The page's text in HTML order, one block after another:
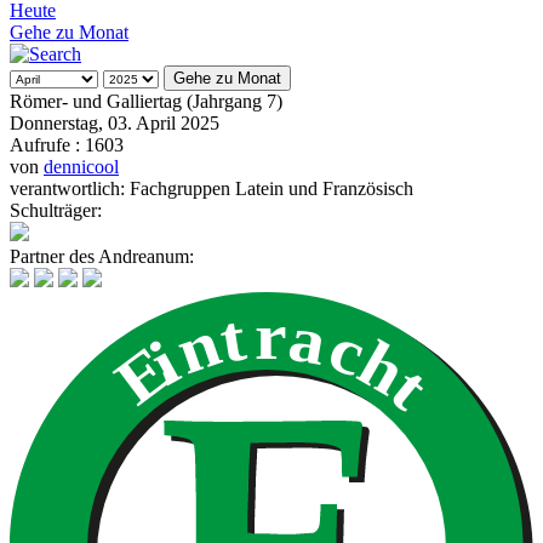
Heute
Gehe zu Monat
Gehe zu Monat
Römer- und Galliertag (Jahrgang 7)
Donnerstag, 03. April 2025
Aufrufe : 1603
von dennicool
verantwortlich: Fachgruppen Latein und Französisch
Schulträger:
Partner des Andreanum: